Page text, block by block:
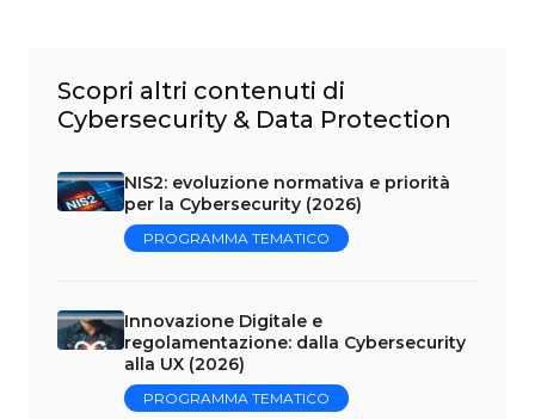
Scopri altri contenuti di
Cybersecurity & Data Protection
NIS2: evoluzione normativa e priorità
per la Cybersecurity (2026)
PROGRAMMA TEMATICO
Innovazione Digitale e
regolamentazione: dalla Cybersecurity
alla UX (2026)
PROGRAMMA TEMATICO